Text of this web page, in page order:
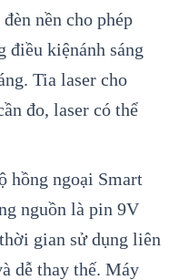
đèn nền cho phép
điều kiệnánh sáng
Tia laser cho
ần đo, laser có thể
hồng ngoại Smart
nguồn là pin 9V
gian sử dụng liên
à dễ thay thế. Máy